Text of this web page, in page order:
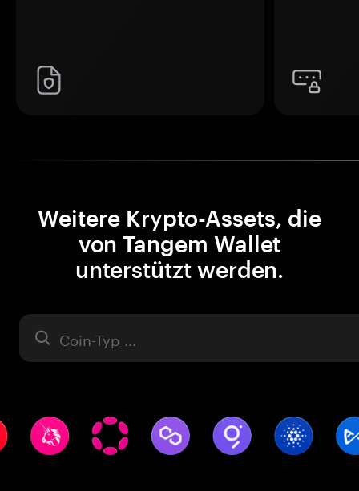
Weitere Krypto-Assets, die
von Tangem Wallet
unterstützt werden.
Asset